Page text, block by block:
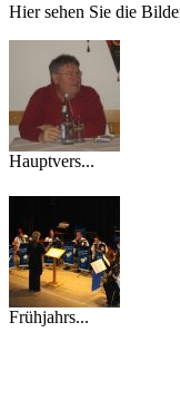
Hier sehen Sie die
Hauptvers...
Frühjahrs...